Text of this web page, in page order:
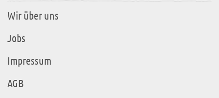
Wir über uns
Jobs
Impressum
AGB